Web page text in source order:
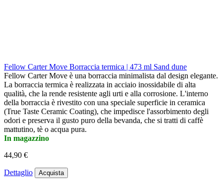
Fellow Carter Move Borraccia termica | 473 ml Sand dune
Fellow Carter Move è una borraccia minimalista dal design elegante.
La borraccia termica è realizzata in acciaio inossidabile di alta
qualità, che la rende resistente agli urti e alla corrosione. L'interno
della borraccia è rivestito con una speciale superficie in ceramica
(True Taste Ceramic Coating), che impedisce l'assorbimento degli
odori e preserva il gusto puro della bevanda, che si tratti di caffè
mattutino, tè o acqua pura.
In magazzino
44,90 €
Dettaglio Acquista